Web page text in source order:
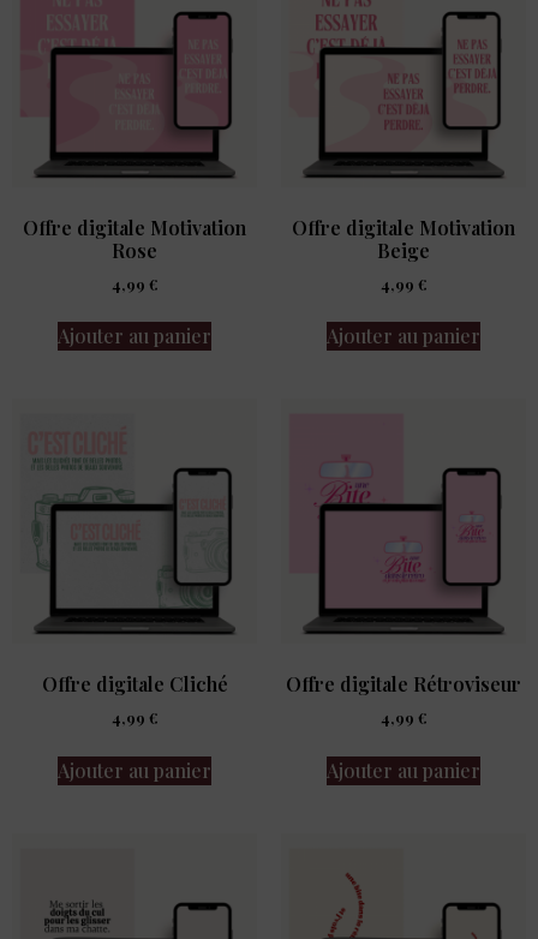
Offre digitale Motivation
Rose
4,99 €
Ajouter au panier
Offre digitale Motivation
Beige
4,99 €
Ajouter au panier
Offre digitale Cliché
4,99 €
Ajouter au panier
Offre digitale Rétroviseur
4,99 €
Ajouter au panier